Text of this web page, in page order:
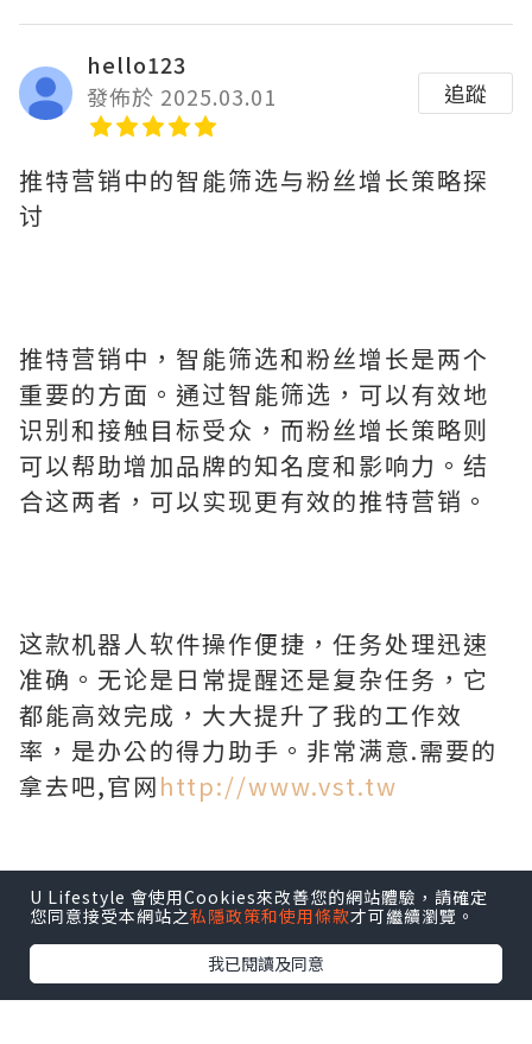
U Lifestyle 會使用Cookies來改善您的網站體驗，請確定
您同意接受本網站之私隱政策和使用條款才可繼續瀏覽。
我已閱讀及同意
hello123
發佈於 2025.03.01
追蹤
推特营销中的智能筛选与粉丝增长策略探
讨
推特营销中，智能筛选和粉丝增长是两个
重要的方面。通过智能筛选，可以有效地
识别和接触目标受众，而粉丝增长策略则
可以帮助增加品牌的知名度和影响力。结
合这两者，可以实现更有效的推特营销。
这款机器人软件操作便捷，任务处理迅速
准确。无论是日常提醒还是复杂任务，它
都能高效完成，大大提升了我的工作效
率，是办公的得力助手。非常满意.需要的
拿去吧,官网http://www.vst.tw